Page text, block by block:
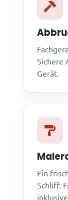
Sichere
Gerät.
Ein
Schliff.